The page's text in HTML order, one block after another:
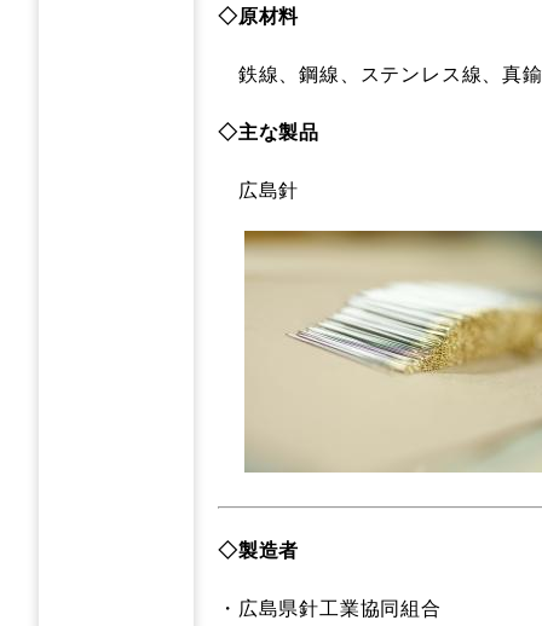
◇原材料
鉄線、鋼線、ステンレス線、真
◇主な製品
広島針
◇製造者
・広島県針工業協同組合